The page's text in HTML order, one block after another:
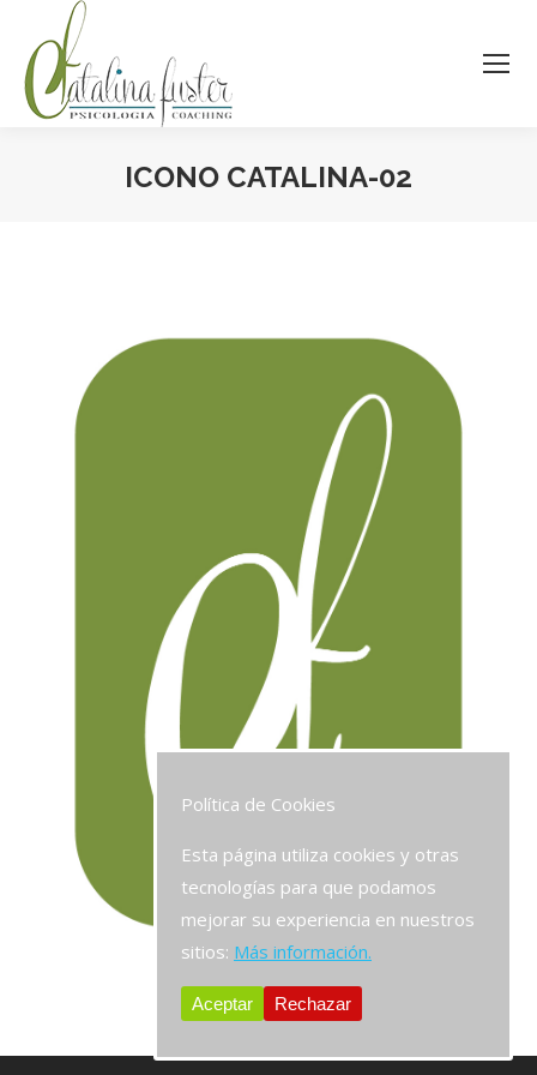
ICONO CATALINA-02
Política de Cookies
Esta página utiliza cookies y otras
tecnologías para que podamos
mejorar su experiencia en nuestros
sitios: Más información.
Aceptar Rechazar